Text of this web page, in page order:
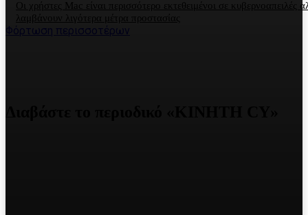
Οι χρήστες Mac είναι περισσότερο εκτεθειμένοι σε κυβερνοαπειλές
λαμβάνουν λιγότερα μέτρα προστασίας